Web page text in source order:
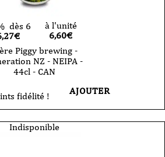
dès 6
à l'unité
6,60€
Piggy brewing -
NZ - NEIPA -
44cl - CAN
fidélité ! AJOUTER
Indisponible